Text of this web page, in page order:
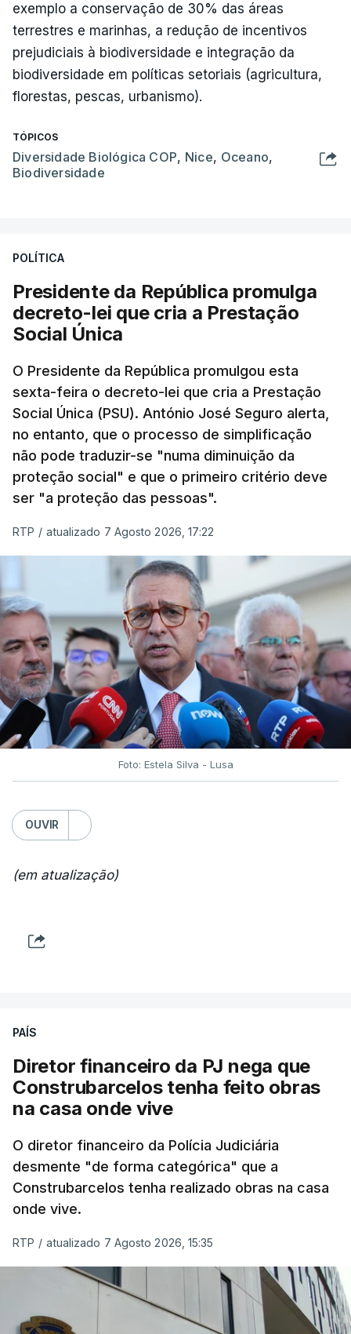
exemplo a conservação de 30% das áreas
terrestres e marinhas, a redução de incentivos
prejudiciais à biodiversidade e integração da
biodiversidade em políticas setoriais (agricultura,
florestas, pescas, urbanismo).
TÓPICOS
Diversidade Biológica COP, Nice, Oceano,
Biodiversidade
POLÍTICA
Presidente da República promulga
decreto-lei que cria a Prestação
Social Única
O Presidente da República promulgou esta
sexta-feira o decreto-lei que cria a Prestação
Social Única (PSU). António José Seguro alerta,
no entanto, que o processo de simplificação
não pode traduzir-se "numa diminuição da
proteção social" e que o primeiro critério deve
ser "a proteção das pessoas".
RTP / atualizado 7 Agosto 2026, 17:22
Foto: Estela Silva - Lusa
OUVIR
(em atualização)
PAÍS
Diretor financeiro da PJ nega que
Construbarcelos tenha feito obras
na casa onde vive
O diretor financeiro da Polícia Judiciária
desmente "de forma categórica" que a
Construbarcelos tenha realizado obras na casa
onde vive.
RTP / atualizado 7 Agosto 2026, 15:35